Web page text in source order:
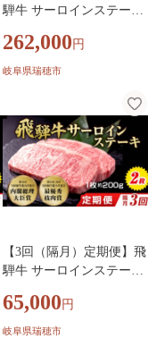
騨牛 サーロインステーキ
牛 ステーキ サーロイン 赤
身 赤身肉 赤身飛騨牛 ステ
牛 飛騨 牛サーロイン 飛騨
牛サーロイン 和牛サーロ
イン お中元 お歳暮 ギフト
贈答用 牛肉ギフト 飛騨牛
ギフト 和牛ギフト 飛騨牛
赤身 牛肉赤身 飛騨うし
262,000 円
岐阜県瑞穂市
【3回（隔月）定期便】飛
騨牛 サーロインステーキ
牛 ステーキ サーロイン 赤
身 赤身肉 赤身飛騨牛 ステ
65,000 円
岐阜県瑞穂市